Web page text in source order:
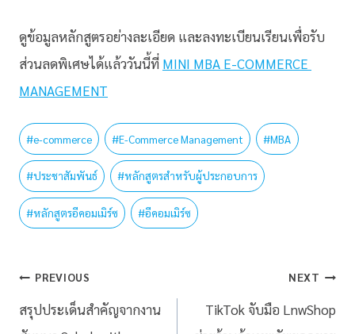
ดูข้อมูลหลักสูตรอย่างละเอียด และลงทะเบียนเรียนเพื่อรับ
ส่วนลดพิเศษได้แล้ววันนี้ที่ MINI MBA E-COMMERCE
MANAGEMENT
#e-commerce #E-Commerce Management #MBA
#ประชาสัมพันธ์ #หลักสูตรสำหรับผู้ประกอบการ
#หลักสูตรอีคอมเมิร์ซ #อีคอมเมิร์ซ
PREVIOUS
สรุปประเด็นสำคัญจากงาน
NEXT
TikTok จับมือ LnwShop